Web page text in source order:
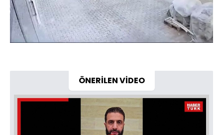
ÖNERİLEN VİDEO